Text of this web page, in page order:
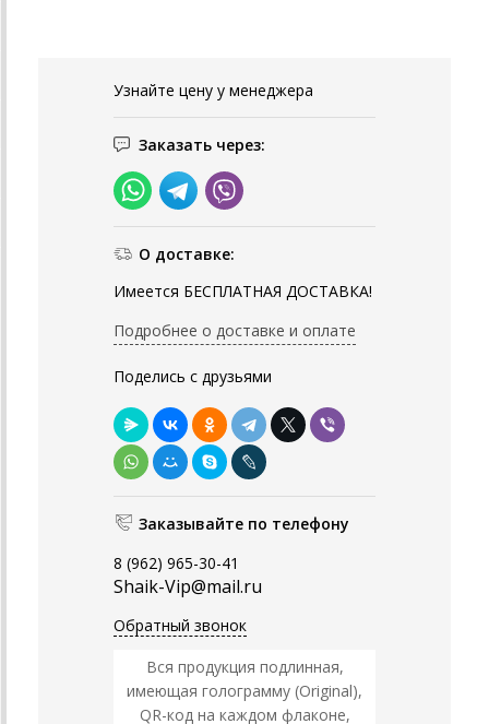
Узнайте цену у менеджера
Заказать через:
О доставке:
Имеется БЕСПЛАТНАЯ ДОСТАВКА!
Подробнее о доставке и оплате
Поделись с друзьями
Заказывайте по телефону
8 (962) 965-30-41
Shaik-Vip@mail.ru
Обратный звонок
Вся продукция подлинная,
имеющая голограмму (Original),
QR-код на каждом флаконе,